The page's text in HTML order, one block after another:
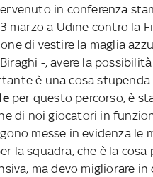
in conferenza
marzo a Udine contro la
di vestire la maglia
-, avere la
è una cosa
per questo percorso, è
di noi giocatori in
messe in evidenza
la squadra, che è la
ma devo migliorare in